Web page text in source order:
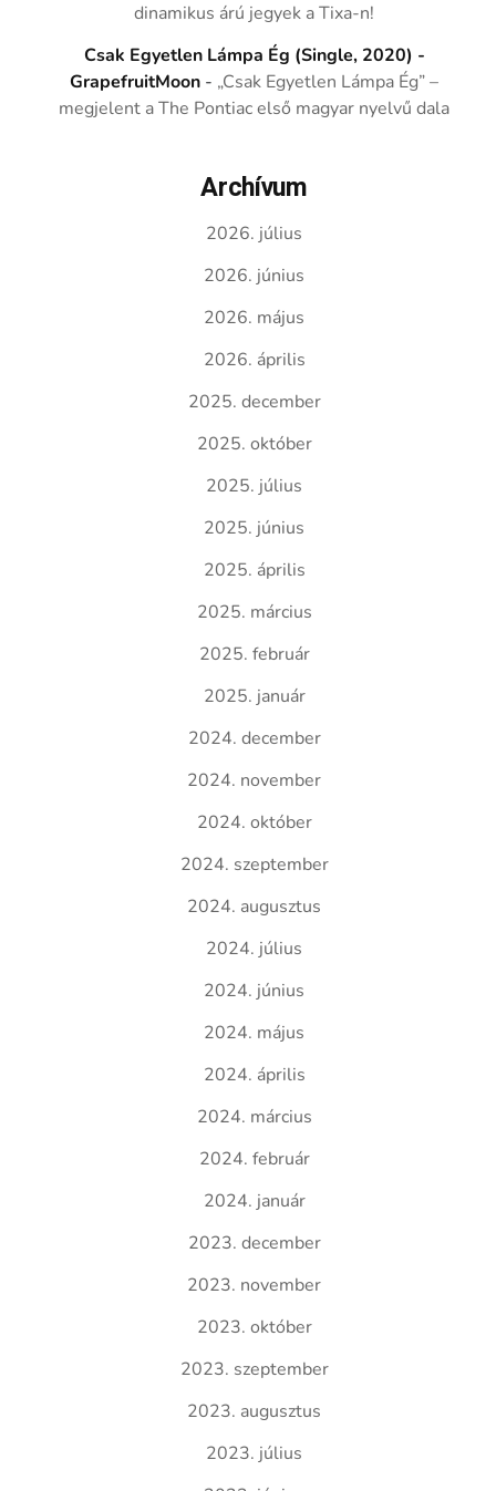
dinamikus árú jegyek a Tixa-n!
Csak Egyetlen Lámpa Ég (Single, 2020) -
GrapefruitMoon - „Csak Egyetlen Lámpa Ég” –
megjelent a The Pontiac első magyar nyelvű dala
Archívum
2026. július
2026. június
2026. május
2026. április
2025. december
2025. október
2025. július
2025. június
2025. április
2025. március
2025. február
2025. január
2024. december
2024. november
2024. október
2024. szeptember
2024. augusztus
2024. július
2024. június
2024. május
2024. április
2024. március
2024. február
2024. január
2023. december
2023. november
2023. október
2023. szeptember
2023. augusztus
2023. július